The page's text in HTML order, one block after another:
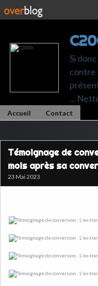
Si
contre
...
Accueil Contact
Témoignage de
mois après sa
23 Mai 2023